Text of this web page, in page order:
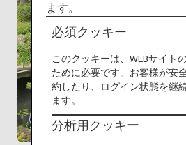
旅のお役立ち情報
ANA サービス
ます。
必須クッキー
このクッキーは、WEBサイト
ために必要です。お客様が安
約したり、ログイン状態を継
ます。
分析用クッキー